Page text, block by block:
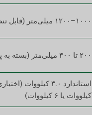
۱۰۰۰–۱۲۰۰ میلی‌متر (قابل تنظیم)
۲۰۰ تا ۳۰۰ میلی‌متر (بسته به پیکربندی)
کیلووات یا ۶ کیلووات)